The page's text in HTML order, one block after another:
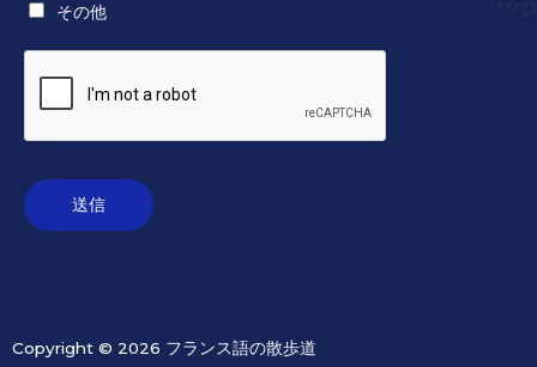
その他
送信
Copyright © 2026 フランス語の散歩道